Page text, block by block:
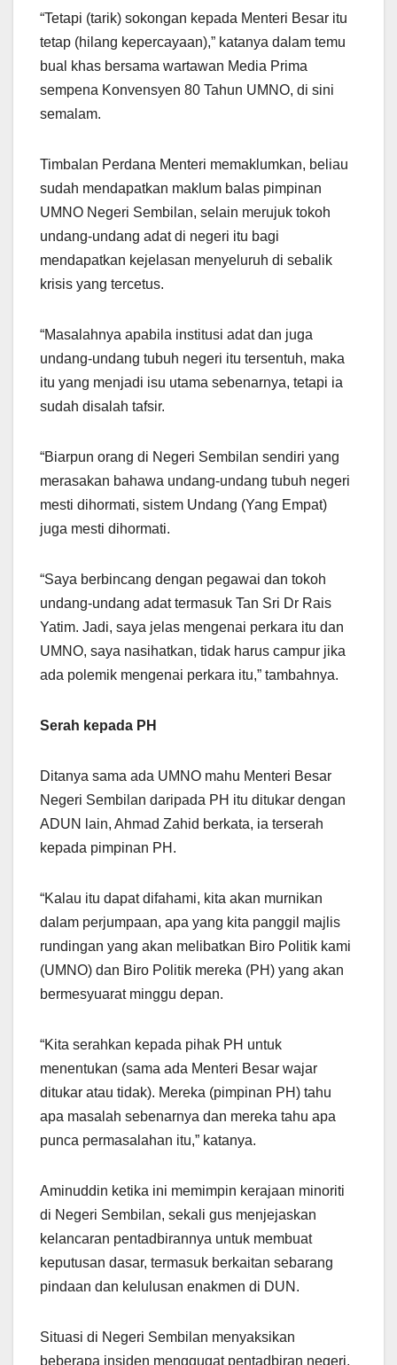
“Tetapi (tarik) sokongan kepada Menteri Besar itu
tetap (hilang kepercayaan),” katanya dalam temu
bual khas bersama wartawan Media Prima
sempena Konvensyen 80 Tahun UMNO, di sini
semalam.
Timbalan Perdana Menteri memaklumkan, beliau
sudah mendapatkan maklum balas pimpinan
UMNO Negeri Sembilan, selain merujuk tokoh
undang-undang adat di negeri itu bagi
mendapatkan kejelasan menyeluruh di sebalik
krisis yang tercetus.
“Masalahnya apabila institusi adat dan juga
undang-undang tubuh negeri itu tersentuh, maka
itu yang menjadi isu utama sebenarnya, tetapi ia
sudah disalah tafsir.
“Biarpun orang di Negeri Sembilan sendiri yang
merasakan bahawa undang-undang tubuh negeri
mesti dihormati, sistem Undang (Yang Empat)
juga mesti dihormati.
“Saya berbincang dengan pegawai dan tokoh
undang-undang adat termasuk Tan Sri Dr Rais
Yatim. Jadi, saya jelas mengenai perkara itu dan
UMNO, saya nasihatkan, tidak harus campur jika
ada polemik mengenai perkara itu,” tambahnya.
Serah kepada PH
Ditanya sama ada UMNO mahu Menteri Besar
Negeri Sembilan daripada PH itu ditukar dengan
ADUN lain, Ahmad Zahid berkata, ia terserah
kepada pimpinan PH.
“Kalau itu dapat difahami, kita akan murnikan
dalam perjumpaan, apa yang kita panggil majlis
rundingan yang akan melibatkan Biro Politik kami
(UMNO) dan Biro Politik mereka (PH) yang akan
bermesyuarat minggu depan.
“Kita serahkan kepada pihak PH untuk
menentukan (sama ada Menteri Besar wajar
ditukar atau tidak). Mereka (pimpinan PH) tahu
apa masalah sebenarnya dan mereka tahu apa
punca permasalahan itu,” katanya.
Aminuddin ketika ini memimpin kerajaan minoriti
di Negeri Sembilan, sekali gus menjejaskan
kelancaran pentadbirannya untuk membuat
keputusan dasar, termasuk berkaitan sebarang
pindaan dan kelulusan enakmen di DUN.
Situasi di Negeri Sembilan menyaksikan
beberapa insiden menggugat pentadbiran negeri,